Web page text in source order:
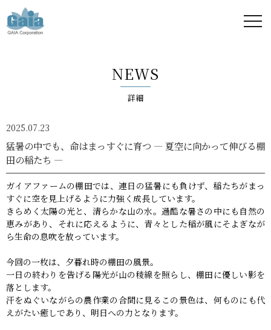
ア -
GAIA
Corporation
-
NEWS
詳細
2025.07.23
猛暑の中でも、命はまっすぐに育つ ― 夏空に向かって伸びる棚
田の稲たち ―
ガイアファームの棚田では、連日の猛暑にも負けず、稲たちがまっ
すぐに空を見上げるように力強く成長しています。
きらめく太陽の光と、清らかな山の水。過酷な暑さの中にも自然の
恵みがあり、それに応えるように、青々とした稲が風にそよぎなが
ら生命の息吹を放っています。
今回の一枚は、夕暮れ時の棚田の風景。
一日の終わりを告げる陽光が山の稜線を照らし、棚田に優しい影を
落とします。
汗をぬぐいながらの農作業の合間に見るこの景色は、何ものにも代
えがたい癒しであり、明日への力となります。